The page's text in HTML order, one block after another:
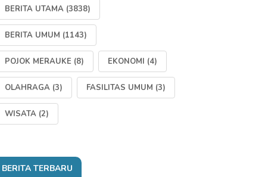
BERITA UTAMA (3838)
BERITA UMUM (1143)
POJOK MERAUKE (8) EKONOMI (4)
OLAHRAGA (3) FASILITAS UMUM (3)
WISATA (2)
BERITA TERBARU